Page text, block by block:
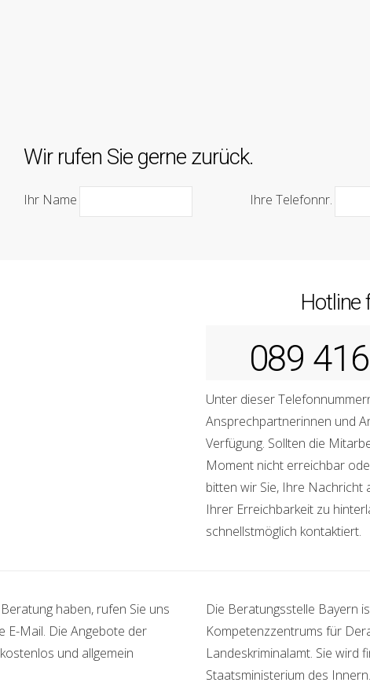
Wir rufen Sie gerne zurück.
Ihr Name Ihre Telefonnr.
Hotline
089
Unter dieser
Ansprechpartnerinnen und
Verfügung. Sollten die
Moment nicht erreichbar
bitten wir Sie, Ihre
Ihrer Erreichbarkeit zu
schnellstmöglich kontaktiert.
haben, rufen Sie uns
E-Mail. Die Angebote der
und allgemein
Die Beratungsstelle Bayern
Kompetenzzentrums für
Landeskriminalamt. Sie wird
Staatsministerium des Innern.